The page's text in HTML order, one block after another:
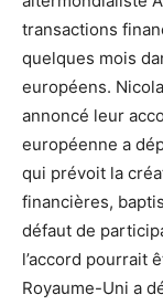
transactions
quelques mois
européens.
annoncé leur
européenne a
qui prévoit la
financières,
défaut de
l’accord pourrait
Royaume-Uni a